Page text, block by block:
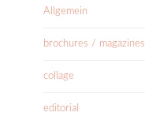
Allgemein
brochures / magazines
collage
editorial